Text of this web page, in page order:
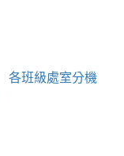
各班級處室分機